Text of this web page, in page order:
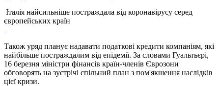
Італія найсильніше постраждала від коронавірусу серед
європейських країн
Також уряд планує надавати податкові кредити компаніям, які
найбільше постраждалим від епідемії. За словами Гуальтьєрі,
16 березня міністри фінансів країн-членів Єврозони
обговорять на зустрічі спільний план з пом'якшення наслідків
цієї кризи.